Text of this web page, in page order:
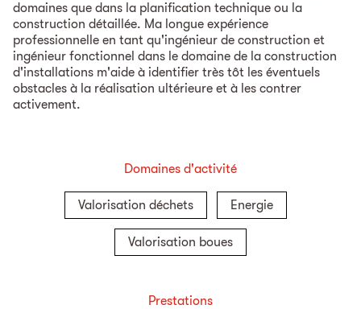
domaines que dans la planification technique ou la
construction détaillée. Ma longue expérience
professionnelle en tant qu'ingénieur de construction et
ingénieur fonctionnel dans le domaine de la construction
d'installations m'aide à identifier très tôt les éventuels
obstacles à la réalisation ultérieure et à les contrer
activement.
Domaines d'activité
Valorisation déchets Energie
Valorisation boues
Prestations